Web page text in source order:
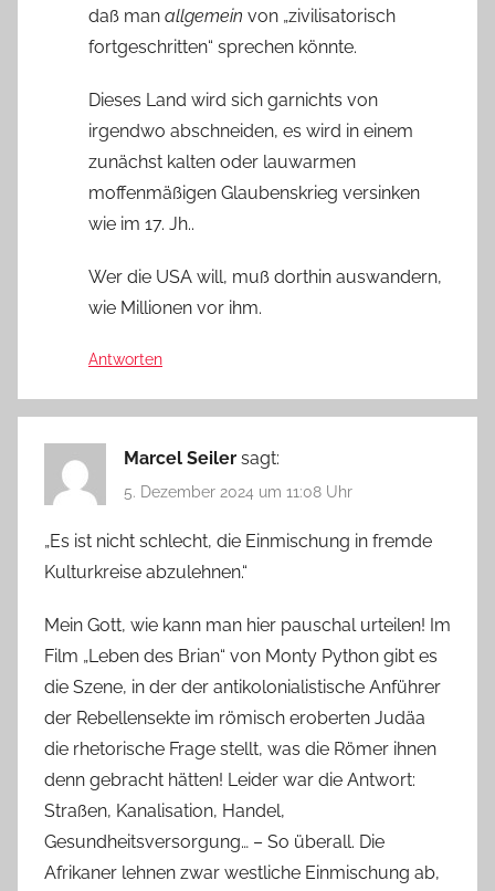
daß man allgemein von „zivilisatorisch
fortgeschritten“ sprechen könnte.
Dieses Land wird sich garnichts von
irgendwo abschneiden, es wird in einem
zunächst kalten oder lauwarmen
moffenmäßigen Glaubenskrieg versinken
wie im 17. Jh..
Wer die USA will, muß dorthin auswandern,
wie Millionen vor ihm.
Antworten
Marcel Seiler sagt:
5. Dezember 2024 um 11:08 Uhr
„Es ist nicht schlecht, die Einmischung in fremde
Kulturkreise abzulehnen.“
Mein Gott, wie kann man hier pauschal urteilen! Im
Film „Leben des Brian“ von Monty Python gibt es
die Szene, in der der antikolonialistische Anführer
der Rebellensekte im römisch eroberten Judäa
die rhetorische Frage stellt, was die Römer ihnen
denn gebracht hätten! Leider war die Antwort:
Straßen, Kanalisation, Handel,
Gesundheitsversorgung… – So überall. Die
Afrikaner lehnen zwar westliche Einmischung ab,